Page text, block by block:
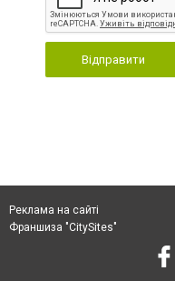
Відправити
Реклама на сайті
Франшиза "CitySites"